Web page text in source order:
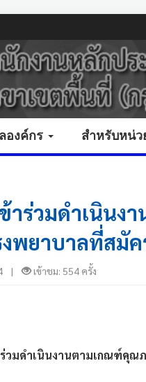
องค์กร สำหรับหน่ว
าร่วมดำเนินง
พยาบาลที่สมัค
| เข้าชม: 554 ครั้ง
ร่วมดำเนินงานตามเกณฑ์คุ